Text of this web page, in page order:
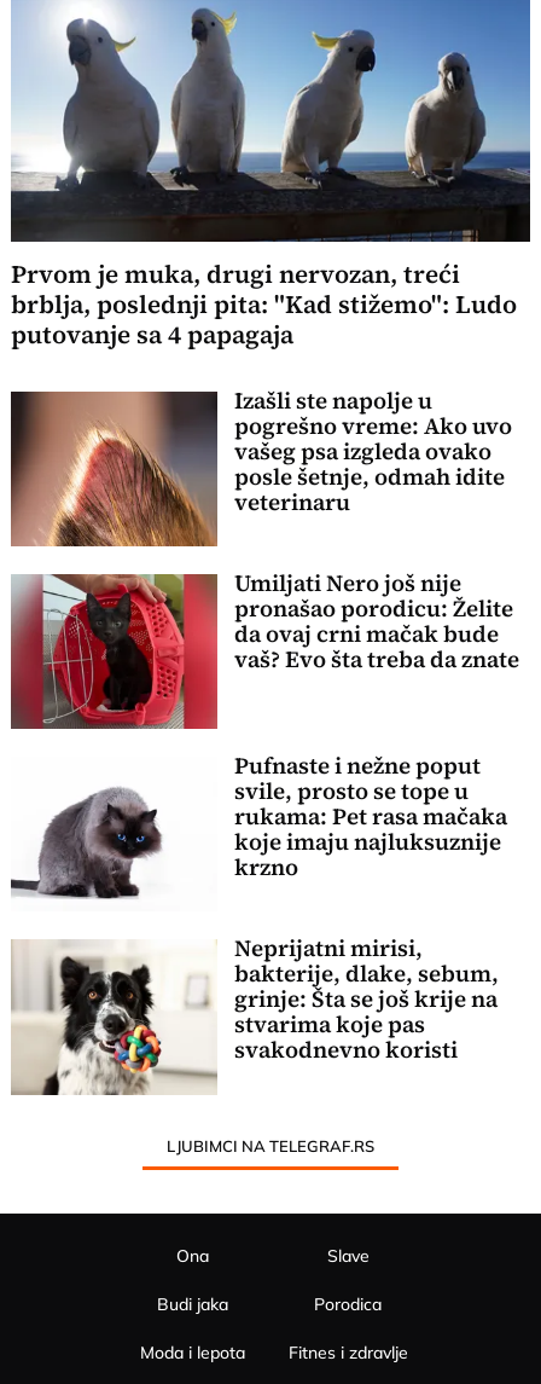
Prvom je muka, drugi nervozan, treći
brblja, poslednji pita: "Kad stižemo": Ludo
putovanje sa 4 papagaja
Izašli ste napolje u
pogrešno vreme: Ako uvo
vašeg psa izgleda ovako
posle šetnje, odmah idite
veterinaru
Umiljati Nero još nije
pronašao porodicu: Želite
da ovaj crni mačak bude
vaš? Evo šta treba da znate
Pufnaste i nežne poput
svile, prosto se tope u
rukama: Pet rasa mačaka
koje imaju najluksuznije
krzno
Neprijatni mirisi,
bakterije, dlake, sebum,
grinje: Šta se još krije na
stvarima koje pas
svakodnevno koristi
LJUBIMCI NA TELEGRAF.RS
Ona
Budi jaka
Moda i lepota
Slave
Porodica
Fitnes i zdravlje